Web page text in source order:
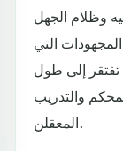
وظلام الجهل
التي
تفتقر إلى طول
والتدريب
المعقلن.